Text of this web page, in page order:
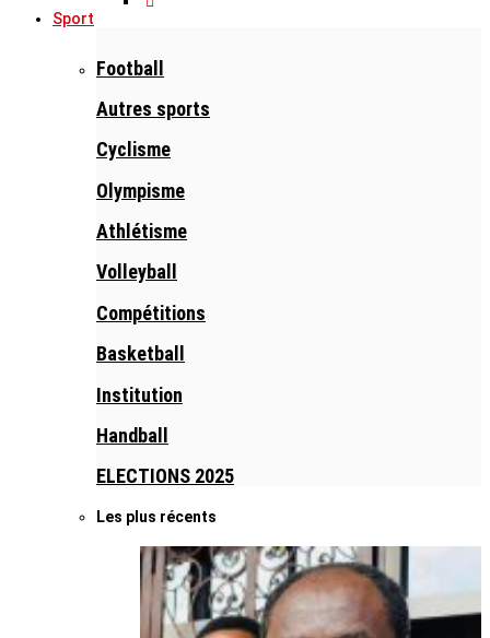
Sport
Football
Autres sports
Cyclisme
Olympisme
Athlétisme
Volleyball
Compétitions
Basketball
Institution
Handball
ELECTIONS 2025
Les plus récents